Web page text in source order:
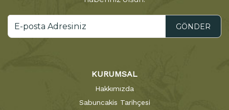
GÖNDER
KURUMSAL
Hakkımızda
Sabuncakis Tarihçesi